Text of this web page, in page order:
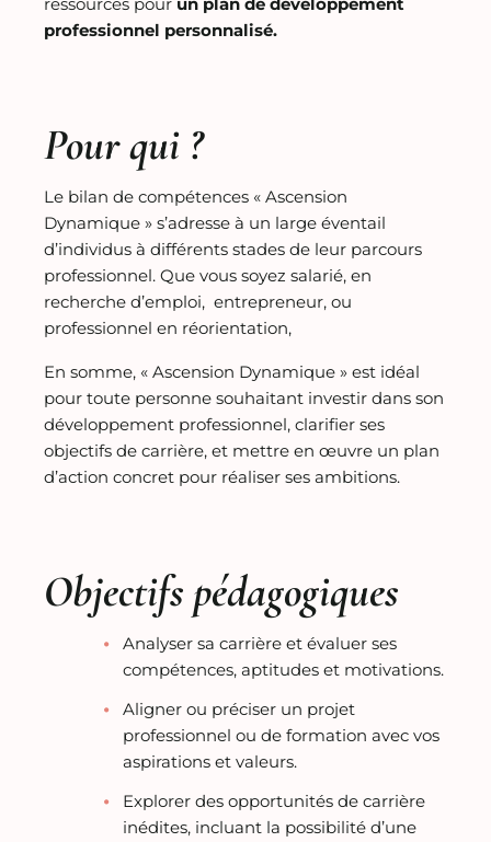
ressources pour un plan de développement
professionnel personnalisé.
Pour qui ?
Le bilan de compétences « Ascension
Dynamique » s’adresse à un large éventail
d’individus à différents stades de leur parcours
professionnel. Que vous soyez salarié, en
recherche d’emploi, entrepreneur, ou
professionnel en réorientation,
En somme, « Ascension Dynamique » est idéal
pour toute personne souhaitant investir dans son
développement professionnel, clarifier ses
objectifs de carrière, et mettre en œuvre un plan
d’action concret pour réaliser ses ambitions.
Objectifs pédagogiques
Analyser sa carrière et évaluer ses
compétences, aptitudes et motivations.
Aligner ou préciser un projet
professionnel ou de formation avec vos
aspirations et valeurs.
Explorer des opportunités de carrière
inédites, incluant la possibilité d’une